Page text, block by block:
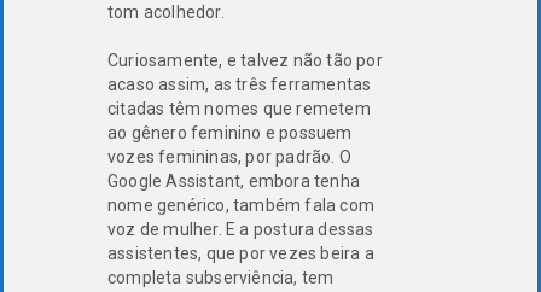
tom acolhedor.
Curiosamente, e talvez não tão por
acaso assim, as três ferramentas
citadas têm nomes que remetem
ao gênero feminino e possuem
vozes femininas, por padrão. O
Google Assistant, embora tenha
nome genérico, também fala com
voz de mulher. E a postura dessas
assistentes, que por vezes beira a
completa subserviência, tem